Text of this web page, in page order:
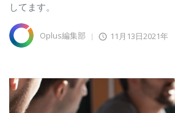
してます。
Oplus編集部 11月13日2021年